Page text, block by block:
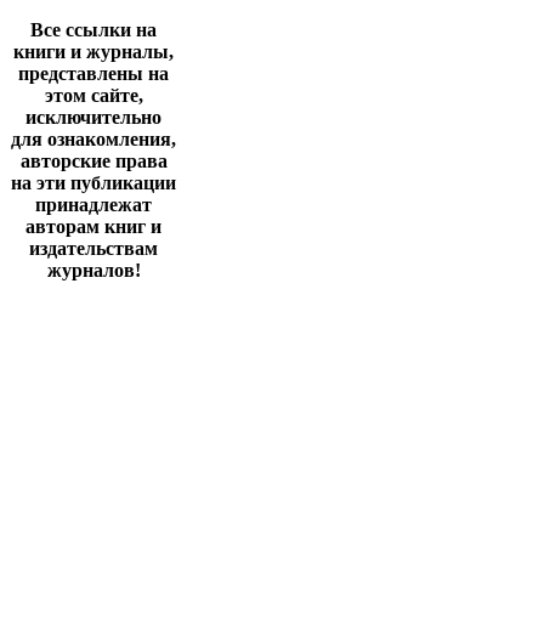
Все ссылки на
книги и журналы,
представлены на
этом сайте,
исключительно
для ознакомления,
авторские права
на эти публикации
принадлежат
авторам книг и
издательствам
журналов!